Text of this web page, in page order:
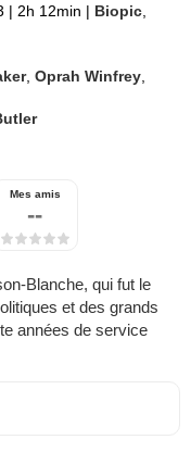
| 2h 12min | Biopic
,Oprah Winfrey
Mes amis
--
Blanche, qui fut le
et des grands
années de service